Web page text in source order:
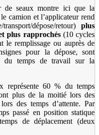
de seaux montre ici que la
camion et l’applicateur rend
transport/dépose/retour)plus
plus rapprochés (10 cycles
le remplissage ou auprès de
pour la dépose, sont
du temps de travail sur la
représente 60 % du temps
plus de la moitié lors des
des temps d’attente. Par
passé en position statique
de déplacement (deux